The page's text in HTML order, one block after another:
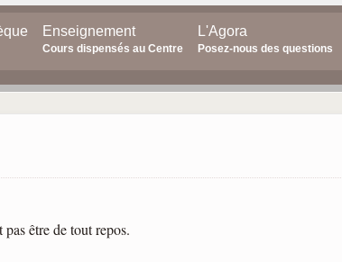
Enseignement
Cours dispensés au Centre
L'Agora
Posez-nous des questions
être de tout repos.